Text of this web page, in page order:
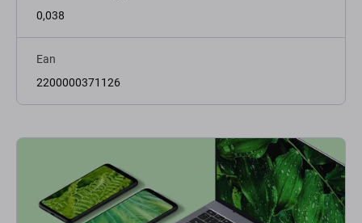
0,038
Ean
2200000371126